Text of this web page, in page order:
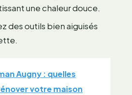
une chaleur douce.
des outils bien aiguisés
Augny : quelles
votre maison